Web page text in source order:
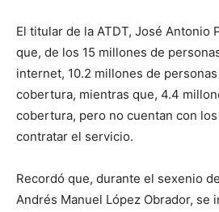
El titular de la ATDT, José Antonio
que, de los 15 millones de
internet, 10.2 millones de
cobertura, mientras que, 4.4
cobertura, pero no cuentan con
contratar el servicio.
Recordó que, durante el sexenio
Andrés Manuel López Obrador, se